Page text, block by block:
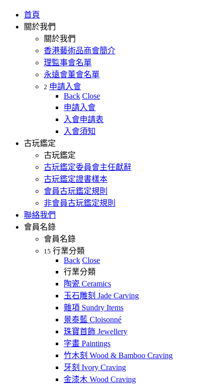
首頁
關於我們
關於我們
香港藝術品商會簡介
理監事會名單
永遠會董會名單
2 申請入會
Back Close
申請入會
入會申請表
入會須知
古玩鑑定
古玩鑑定
古玩鑑定委員會主任獻辭
古玩鑑定證書樣本
會員古玩鑑定規則
非會員古玩鑑定規則
聯絡我們
會員名錄
會員名錄
15 行業分類
Back Close
行業分類
陶瓷 Ceramics
玉石雕刻 Jade Carving
雜項 Sundry Items
景泰藍 Cloisonné
珠寶首飾 Jewellery
字畫 Paintings
竹木刻 Wood & Bamboo Craving
牙刻 Ivory Craving
金漆木 Wood Craving